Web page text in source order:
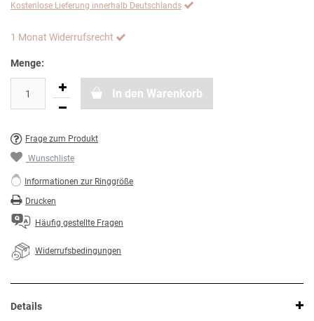
Kostenlose Lieferung innerhalb Deutschlands
1 Monat Widerrufsrecht
Menge:
In den Warenkorb
Frage zum Produkt
Wunschliste
Informationen zur Ringgröße
Drucken
Häufig gestellte Fragen
Widerrufsbedingungen
Details